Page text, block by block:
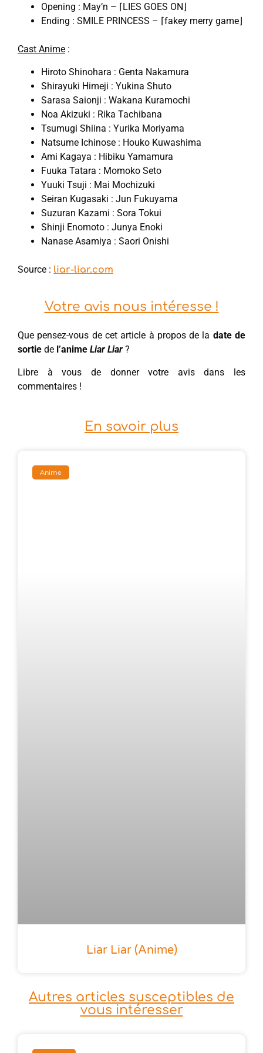
Opening : May’n – ⌈LIES GOES ON⌋
Ending : SMILE PRINCESS – ⌈fakey merry game⌋
Cast Anime :
Hiroto Shinohara : Genta Nakamura
Shirayuki Himeji : Yukina Shuto
Sarasa Saionji : Wakana Kuramochi
Noa Akizuki : Rika Tachibana
Tsumugi Shiina : Yurika Moriyama
Natsume Ichinose : Houko Kuwashima
Ami Kagaya : Hibiku Yamamura
Fuuka Tatara : Momoko Seto
Yuuki Tsuji : Mai Mochizuki
Seiran Kugasaki : Jun Fukuyama
Suzuran Kazami : Sora Tokui
Shinji Enomoto : Junya Enoki
Nanase Asamiya : Saori Onishi
Source : liar-liar.com
Votre avis nous intéresse !
Que pensez-vous de cet article à propos de la date de
sortie de l’anime Liar Liar ?
Libre à vous de donner votre avis dans les
commentaires !
En savoir plus
Anime
Liar Liar (anime)
Autres articles susceptibles de
vous intéresser